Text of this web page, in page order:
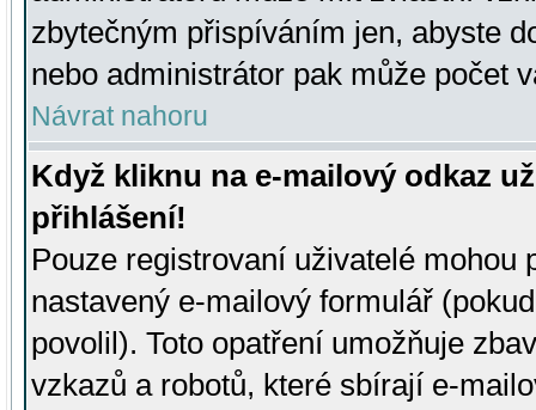
zbytečným přispíváním jen, abyste
nebo administrátor pak může počet
Návrat nahoru
Když kliknu na e-mailový odkaz
přihlášení!
Pouze registrovaní uživatelé mohou
nastavený e-mailový formulář
povolil). Toto opatření umožňuje
vzkazů a robotů, které sbírají e-